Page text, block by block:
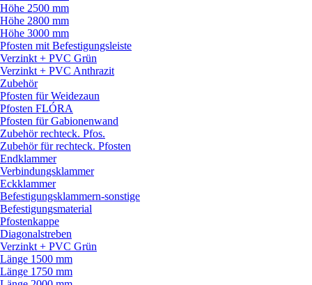
Höhe 2500 mm
Höhe 2800 mm
Höhe 3000 mm
Pfosten mit Befestigungsleiste
Verzinkt + PVC Grün
Verzinkt + PVC Anthrazit
Zubehör
Pfosten für Weidezaun
Pfosten FLÓRA
Pfosten für Gabionenwand
Zubehör rechteck. Pfos.
Zubehör für rechteck. Pfosten
Endklammer
Verbindungsklammer
Eckklammer
Befestigungsklammern-sonstige
Befestigungsmaterial
Pfostenkappe
Diagonalstreben
Verzinkt + PVC Grün
Länge 1500 mm
Länge 1750 mm